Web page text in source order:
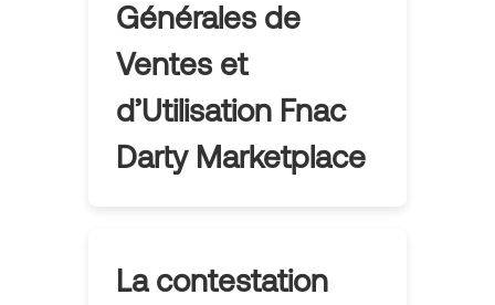
Générales de
Ventes et
d’Utilisation Fnac
Darty Marketplace
La contestation